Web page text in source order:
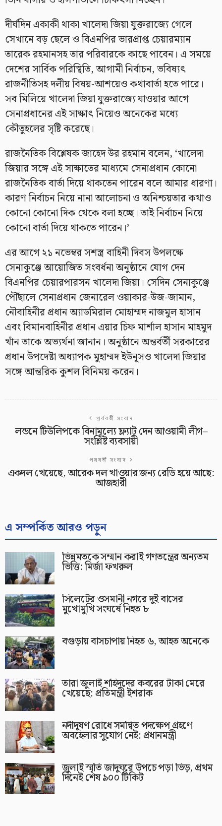
দীর্ঘদিন একাকী থাকা খালেদা জিয়া যুক্তরাজ্যে গেলে
সেখানে বড় ছেলে ও বিএনপির ভারপ্রাপ্ত চেয়ারম্যান
তারেক রহমানসহ তার পরিবারকে কাছে পাবেন। এ সময়ে
দেশের সার্বিক পরিস্থিতি, আগামী নির্বাচন, ভবিষ্যৎ
রাজনীতিসহ দলীয় বিষয়-আশয়েও কথাবার্তা হতে পারে।
সব মিলিয়ে খালেদা জিয়া যুক্তরাজ্যে যাওয়ার আগে
সেনাপ্রধানের এই সাক্ষাৎ নিয়েও অনেকের মধ্যে
কৌতুহলের সৃষ্টি করেছে।
রাজনৈতিক বিশ্লেষক জাহেদ উর রহমান বলেন, ‘খালেদা
জিয়ার সঙ্গে এই সাক্ষাতের মাধ্যমে সেনাপ্রধান কোনো
রাজনৈতিক বার্তা দিয়ে থাকতেন পারেন বলে আমার ধারণা।
কারণ নির্বাচন নিয়ে নানা আলোচনা ও অনিশ্চয়তার কথাও
কোনো কোনো দিক থেকে বলা হচ্ছে। তাই নির্বাচন নিয়ে
কোনো বার্তা দিয়ে থাকতে পারেন।’
এর আগে ২১ নভেম্বর সশস্ত্র বাহিনী দিবস উপলক্ষে
সেনাকুঞ্জে আয়োজিত সংবর্ধনা অনুষ্ঠানে যোগ দেন
বিএনপির চেয়ারপারসন খালেদা জিয়া। সেদিন সেনাকুঞ্জে
পৌঁছালে সেনাপ্রধান জেনারেল ওয়াকার-উজ-জামান,
নৌবাহিনীর প্রধান অ্যাডমিরাল মোহাম্মদ নাজমুল হাসান
এবং বিমানবাহিনীর প্রধান এয়ার চিফ মার্শাল হাসান মাহমুদ
খাঁন তাকে অভ্যর্থনা জানান। অনুষ্ঠানে অন্তর্বর্তী সরকারের
প্রধান উপদেষ্টা অধ্যাপক মুহাম্মদ ইউনূসও খালেদা জিয়ার
সঙ্গে আন্তরিক কুশল বিনিময় করেন।
পূর্ববর্তী সংবাদ
লন্ডনে টিউলিপকে বিনামূল্যে ফ্ল্যাট দেন আওয়ামী লীগ–
সংশ্লিষ্ট ব্যবসায়ী
পরবর্তী সংবাদ
একদল খেয়েছে, আরেক দল খাওয়ার জন্য রেডি হয়ে আছে:
আজহারী
এ সম্পর্কিত আরও পড়ুন
ভিন্নমতকে সম্মান করাই গণতন্ত্রের অন্যতম
ভিত্তি: মির্জা ফখরুল
সিলেটের ওসমানী নগরে দুই বাসের
মুখোমুখি সংঘর্ষে নিহত ৮
বগুড়ায় বাসচাপায় নিহত ৬, আহত অনেকে
তারা জুলাই শহিদদের কবরের টাকা মেরে
খেয়েছে: প্রতিমন্ত্রী ইশরাক
নদীদূষণ রোধে সমন্বিত পদক্ষেপ গ্রহণে
অবহেলার সুযোগ নেই: প্রধানমন্ত্রী
জুলাই স্মৃতি জাদুঘরে উপচে পড়া ভিড়, প্রথম
দিনেই শেষ ৯০০ টিকিট